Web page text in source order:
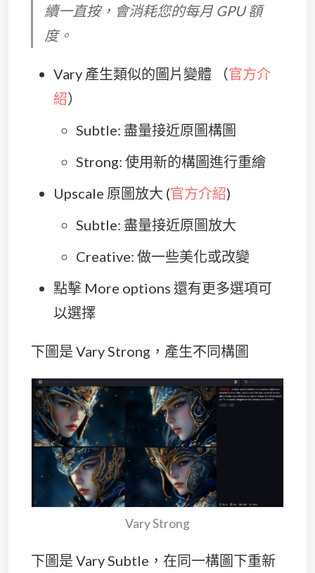
續一直按，會消耗您的每月 GPU 額
度。
Vary 產生類似的圖片變體 （官方介
紹）
Subtle: 盡量接近原圖構圖
Strong: 使用新的構圖進行重繪
Upscale 原圖放大 (官方介紹)
Subtle: 盡量接近原圖放大
Creative: 做一些美化或改變
點擊 More options 還有更多選項可
以選擇
下圖是 Vary Strong，產生不同構圖
Vary Strong
下圖是 Vary Subtle，在同一構圖下重新